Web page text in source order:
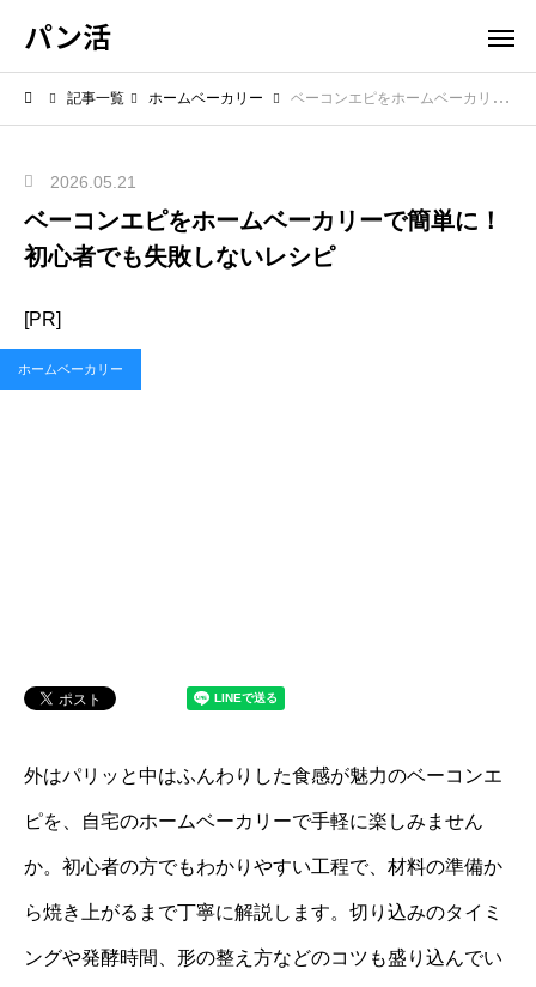
パン活
記事一覧 ホームベーカリー ベーコンエピをホームベーカリーで簡単に！初心者でも失敗しないレシピ
2026.05.21
ベーコンエピをホームベーカリーで簡単に！
初心者でも失敗しないレシピ
[PR]
ホームベーカリー
外はパリッと中はふんわりした食感が魅力のベーコンエ
ピを、自宅のホームベーカリーで手軽に楽しみません
か。初心者の方でもわかりやすい工程で、材料の準備か
ら焼き上がるまで丁寧に解説します。切り込みのタイミ
ングや発酵時間、形の整え方などのコツも盛り込んでい